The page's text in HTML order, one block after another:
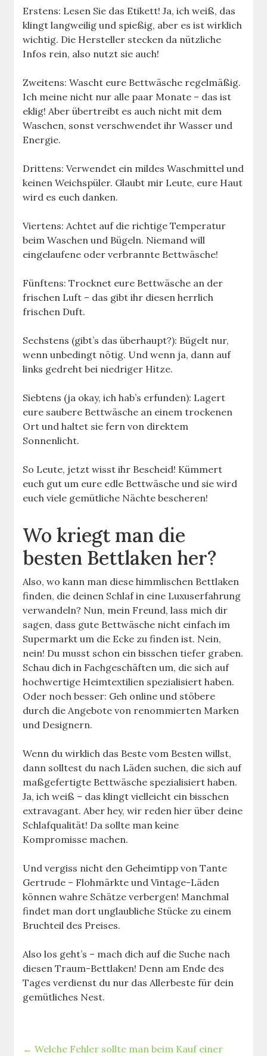
Erstens: Lesen Sie das Etikett! Ja, ich weiß, das
klingt langweilig und spießig, aber es ist wirklich
wichtig. Die Hersteller stecken da nützliche
Infos rein, also nutzt sie auch!
Zweitens: Wascht eure Bettwäsche regelmäßig.
Ich meine nicht nur alle paar Monate – das ist
eklig! Aber übertreibt es auch nicht mit dem
Waschen, sonst verschwendet ihr Wasser und
Energie.
Drittens: Verwendet ein mildes Waschmittel und
keinen Weichspüler. Glaubt mir Leute, eure Haut
wird es euch danken.
Viertens: Achtet auf die richtige Temperatur
beim Waschen und Bügeln. Niemand will
eingelaufene oder verbrannte Bettwäsche!
Fünftens: Trocknet eure Bettwäsche an der
frischen Luft – das gibt ihr diesen herrlich
frischen Duft.
Sechstens (gibt’s das überhaupt?): Bügelt nur,
wenn unbedingt nötig. Und wenn ja, dann auf
links gedreht bei niedriger Hitze.
Siebtens (ja okay, ich hab’s erfunden): Lagert
eure saubere Bettwäsche an einem trockenen
Ort und haltet sie fern von direktem
Sonnenlicht.
So Leute, jetzt wisst ihr Bescheid! Kümmert
euch gut um eure edle Bettwäsche und sie wird
euch viele gemütliche Nächte bescheren!
Wo kriegt man die
besten Bettlaken her?
Also, wo kann man diese himmlischen Bettlaken
finden, die deinen Schlaf in eine Luxuserfahrung
verwandeln? Nun, mein Freund, lass mich dir
sagen, dass gute Bettwäsche nicht einfach im
Supermarkt um die Ecke zu finden ist. Nein,
nein! Du musst schon ein bisschen tiefer graben.
Schau dich in Fachgeschäften um, die sich auf
hochwertige Heimtextilien spezialisiert haben.
Oder noch besser: Geh online und stöbere
durch die Angebote von renommierten Marken
und Designern.
Wenn du wirklich das Beste vom Besten willst,
dann solltest du nach Läden suchen, die sich auf
maßgefertigte Bettwäsche spezialisiert haben.
Ja, ich weiß – das klingt vielleicht ein bisschen
extravagant. Aber hey, wir reden hier über deine
Schlafqualität! Da sollte man keine
Kompromisse machen.
Und vergiss nicht den Geheimtipp von Tante
Gertrude – Flohmärkte und Vintage-Läden
können wahre Schätze verbergen! Manchmal
findet man dort unglaubliche Stücke zu einem
Bruchteil des Preises.
Also los geht’s – mach dich auf die Suche nach
diesen Traum-Bettlaken! Denn am Ende des
Tages verdienst du nur das Allerbeste für dein
gemütliches Nest.
← Welche Fehler sollte man beim Kauf einer